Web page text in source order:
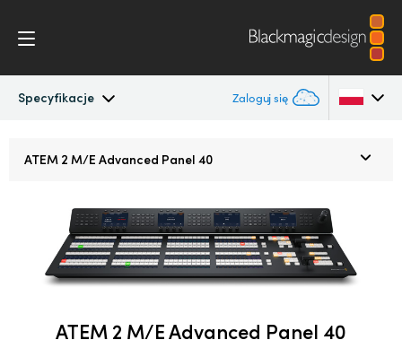
Specyfikacje Zaloguj się
Oprogramowanie
Austria
Brazil
ATEM 2 M/E Advanced Panel 40
ATEM 2 M/E Advanced Panel 40